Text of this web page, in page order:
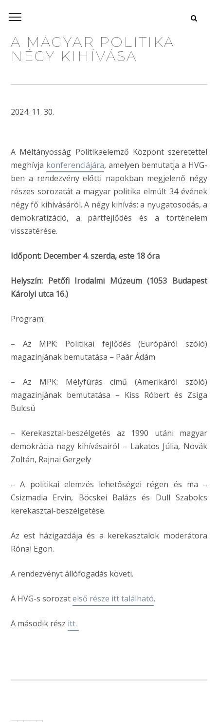
A MAGYAR POLITIKA
NÉGY KIHÍVÁSA
2024. 11. 30.
A Méltányosság Politikaelemző Központ szeretettel
meghívja konferenciájára, amelyen bemutatja a HVG-
ben a rendezvény előtti napokban megjelenő négy
részes sorozatát a magyar politika elmúlt 34 évének
négy fő kihívásáról. A négy kihívás: a nyugatosodás, a
demokratizáció, a pártfejlődés és a történelem
visszatérése.
Időpont: December 4. szerda, este 18 óra
Helyszín: Petőfi Irodalmi Múzeum (1053 Budapest
Károlyi utca 16.)
Program:
– Az MPK: Politikai fejlődés (Európáról szóló)
magazinjának bemutatása – Paár Ádám
– Az MPK: Mélyfúrás című (Amerikáról szóló)
magazinjának bemutatása – Kiss Róbert és Zsiga
Bulcsú
– Kerekasztal-beszélgetés az 1990 utáni magyar
demokrácia nagy kihívásairól – Lakatos Júlia, Novák
Zoltán, Rajnai Gergely
– A politikai elemzés lehetőségei régen és ma –
Csizmadia Ervin, Böcskei Balázs és Dull Szabolcs
kerekasztal-beszélgetése.
Az est házigazdája és a kerekasztalok moderátora
Rónai Egon.
A rendezvényt állófogadás követi.
A HVG-s sorozatelső része itt található.
A második rész itt.